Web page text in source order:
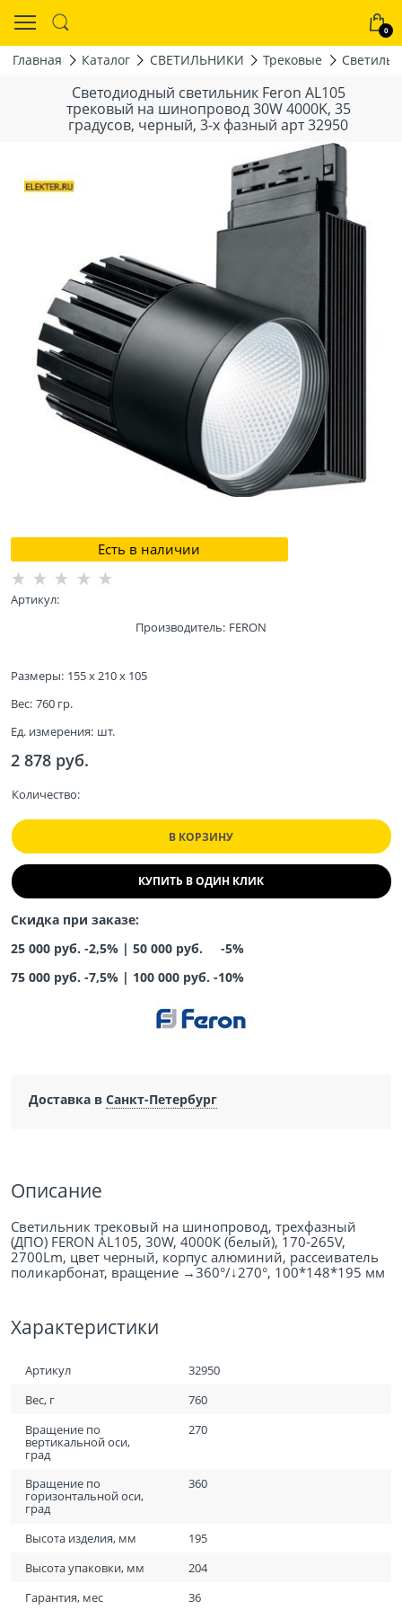
0
Главная Каталог СВЕТИЛЬНИКИ Трековые
Светодиодный светильник Feron AL105
трековый на шинопровод 30W 4000K, 35
градусов, черный, 3-x фазный арт 32950
Есть в наличии
Артикул:
Производитель: FERON
Размеры: 155 x 210 x 105
Вес: 760 гр.
Ед. измерения: шт.
2 878 руб.
Количество:
В КОРЗИНУ
КУПИТЬ В ОДИН КЛИК
Скидка при заказе:
25 000 руб. -2,5% | 50 000 руб. -5%
75 000 руб. -7,5% | 100 000 руб. -10%
Доставка в Санкт-Петербург
Описание
Светильник трековый на шинопровод, трехфазный
(ДПО) FERON AL105, 30W, 4000К (белый), 170-265V,
2700Lm, цвет черный, корпус алюминий, рассеиватель
поликарбонат, вращение →360°/↓270°, 100*148*195 мм
Характеристики
Артикул
32950
Вес, г
760
Вращение по
вертикальной оси,
град
270
Вращение по
горизонтальной оси,
град
360
Высота изделия, мм
195
Высота упаковки, мм
204
Гарантия, мес
36